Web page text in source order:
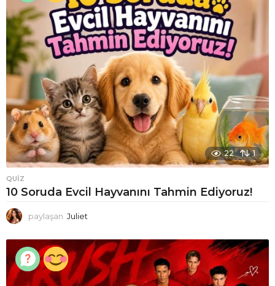
22 1
QUIZ
10 Soruda Evcil Hayvanını Tahmin Ediyoruz!
paylaşan Juliet